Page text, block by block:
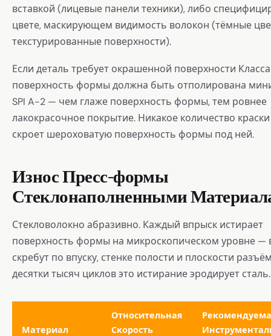
вставкой (лицевые панели техники), либо
цвете, маскирующем видимость волокон (тёмные
текстурированные поверхности).
Если деталь требует окрашенной поверхности
поверхность формы должна быть отполирована
SPI A-2 — чем глаже поверхность формы, тем ровнее
лакокрасочное покрытие. Никакое количество
скроет шероховатую поверхность формы под ней.
Износ Пресс-формы
Стеклонаполненными
Стекловолокно абразивно. Каждый впрыск истирает
поверхность формы на микроскопическом уровне —
скребут по впуску, стенке полости и плоскости
десятки тысяч циклов это истирание эродирует сталь.
Материал
Относительная
Скорость